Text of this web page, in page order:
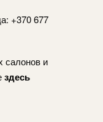
+370 677
салонов и
здесь